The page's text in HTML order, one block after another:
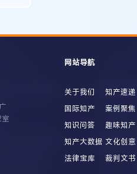
网站导航
关于我们 知产速递
国际知产
案例聚焦
知识问答
趣味知产
知产大数据 文化创意
法律宝库
裁判文书